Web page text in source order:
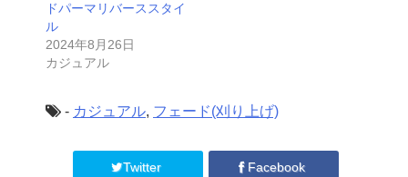
ドパーマリバーススタイ
ル
2024年8月26日
カジュアル
- カジュアル, フェード(刈り上げ)
Twitter Facebook